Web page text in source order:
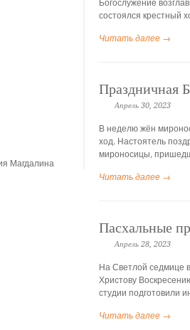
состоялся крестный
Читать далее →
Праздничная
Апрель 30, 2023
В неделю жён
ход. Настоятель
мироносицы,
Читать далее →
Пасхальные
Апрель 28, 2023
На Светлой седмице
Христову
студии подготовили
Читать далее →
Магдалина